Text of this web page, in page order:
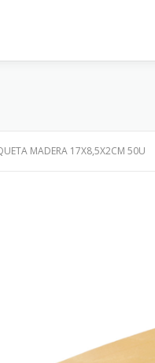
MADERA 17X8,5X2CM 50U